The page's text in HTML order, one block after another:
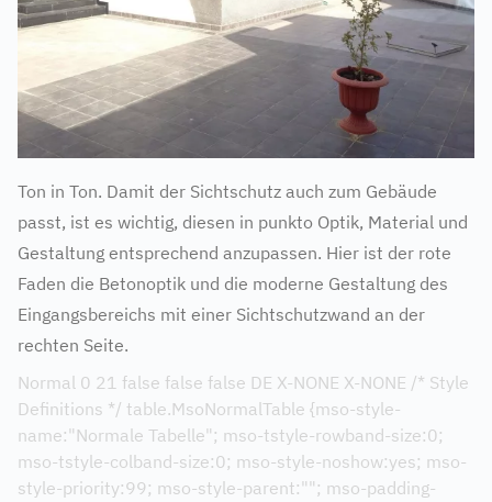
Ton in Ton. Damit der Sichtschutz auch zum Gebäude
passt, ist es wichtig, diesen in punkto Optik, Material und
Gestaltung entsprechend anzupassen. Hier ist der rote
Faden die Betonoptik und die moderne Gestaltung des
Eingangsbereichs mit einer Sichtschutzwand an der
rechten Seite.
Normal 0 21 false false false DE X-NONE X-NONE /* Style
Definitions */ table.MsoNormalTable {mso-style-
name:"Normale Tabelle"; mso-tstyle-rowband-size:0;
mso-tstyle-colband-size:0; mso-style-noshow:yes; mso-
style-priority:99; mso-style-parent:""; mso-padding-